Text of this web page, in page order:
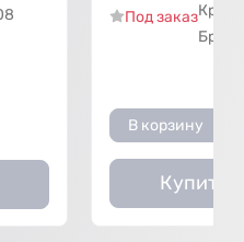
Под заказ
Бренд
В корзину
Купить